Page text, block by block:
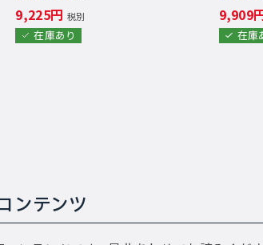
9,225円 税別
在庫あり
9,909
在庫
ンテンツ